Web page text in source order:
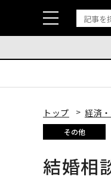
トップ 経済
その他
結婚相